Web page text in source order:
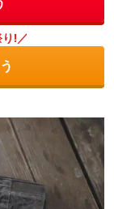
!／